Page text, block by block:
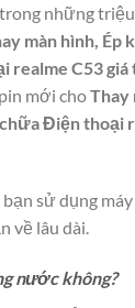
những
màn hình, Ép
realme C53
mới choThay
Điện thoại
sử dụng
về lâu dài.
nước không?